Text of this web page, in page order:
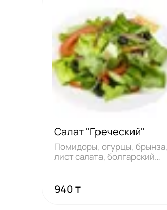
Салат "Греческий"
Помидоры, огурцы, брынза,
лист салата, болгарский
940 ₸